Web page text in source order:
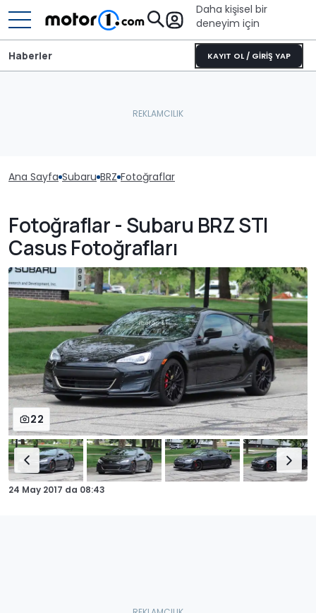
Daha kişisel bir
deneyim için
KAYIT OL / GİRİŞ YAP
Haberler
Ana Sayfa Subaru BRZ Fotoğraflar
Fotoğraflar - Subaru BRZ STI
Casus Fotoğrafları
22
24 May 2017 da 08:43